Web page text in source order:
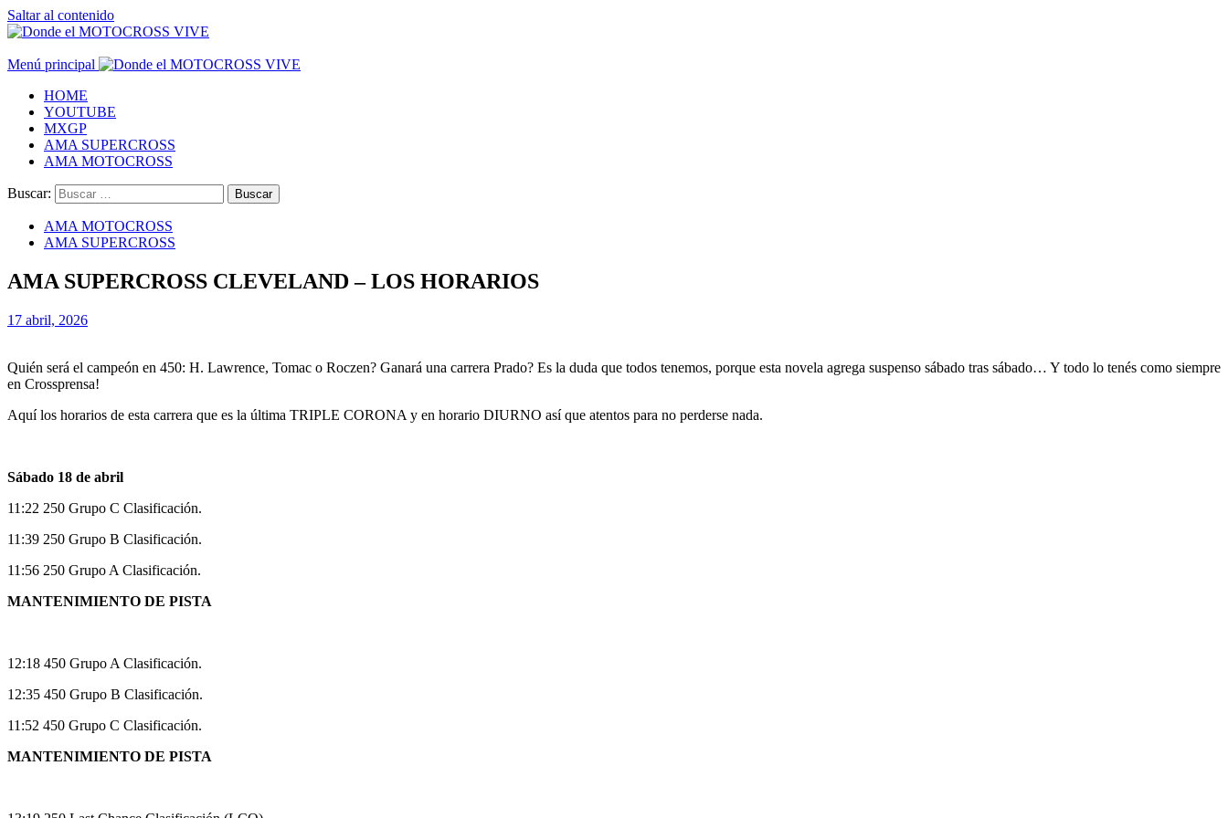
Saltar al contenido
Menú principal
HOME
YOUTUBE
MXGP
AMA SUPERCROSS
AMA MOTOCROSS
Buscar:
AMA MOTOCROSS
AMA SUPERCROSS
AMA SUPERCROSS CLEVELAND – LOS HORARIOS
17 abril, 2026
Quién será el campeón en 450: H. Lawrence, Tomac o Roczen? Ganará una carrera Prado? Es la duda que todos tenemos, porque esta novela agrega suspenso sábado tras sábado… Y todo lo tenés como siempre
en Crossprensa!
Aquí los horarios de esta carrera que es la última TRIPLE CORONA y en horario DIURNO así que atentos para no perderse nada.
Sábado 18 de abril
11:22 250 Grupo C Clasificación.
11:39 250 Grupo B Clasificación.
11:56 250 Grupo A Clasificación.
MANTENIMIENTO DE PISTA
12:18 450 Grupo A Clasificación.
12:35 450 Grupo B Clasificación.
11:52 450 Grupo C Clasificación.
MANTENIMIENTO DE PISTA